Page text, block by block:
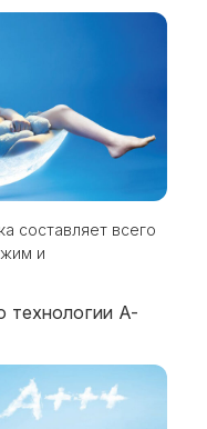
составляет всего
и
технологии A-